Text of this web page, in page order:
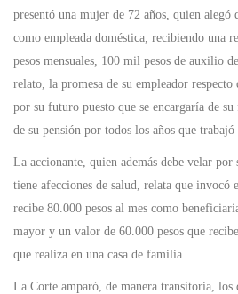
presentó una mujer de 72 años, quien alegó
como empleada doméstica, recibiendo una
pesos mensuales, 100 mil pesos de auxilio
relato, la promesa de su empleador respecto
por su futuro puesto que se encargaría de
de su pensión por todos los años que trabajó
La accionante, quien además debe velar por
tiene afecciones de salud, relata que invocó
recibe 80.000 pesos al mes como
mayor y un valor de 60.000 pesos que
que realiza en una casa de familia.
La Corte amparó, de manera transitoria, los